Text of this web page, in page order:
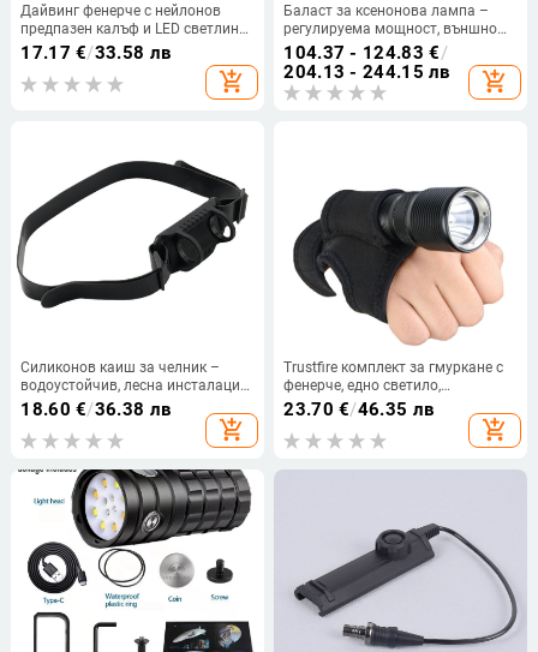
Дайвинг фенерче с нейлонов
предпазен калъф и LED светлина,
батерийно захранване,
възможност за персонализация,
за гмуркане, туризъм, къмпинг и
17.17 €/33.58 лв
add_shopping_cart
Баласт за ксенонова лампа –
регулируема мощност, външно
захранване 12V/24V, 400W,
алуминиева сплав, за
автомобили и лодки, къмпинг,
пещери, нощен риболов, патрул
104.37 - 124.83 €/
204.13 - 244.15 лв
add_shopping_cart
Силиконов каиш за челник –
водоустойчив, лесна инсталация,
подходящ за подводни дейности,
туризъм и къмпинг
18.60 €/36.38 лв
add_shopping_cart
Trustfire комплект за гмуркане с
фенерче, едно светило,
отпечатано лого, възможност за
лицензиран частен етикет,
обхват под 50 м
23.70 €/46.35 лв
add_shopping_cart